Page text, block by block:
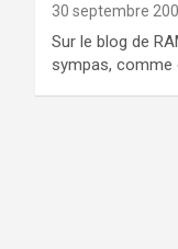
30 septembre
Sur le blog de
sympas, comme